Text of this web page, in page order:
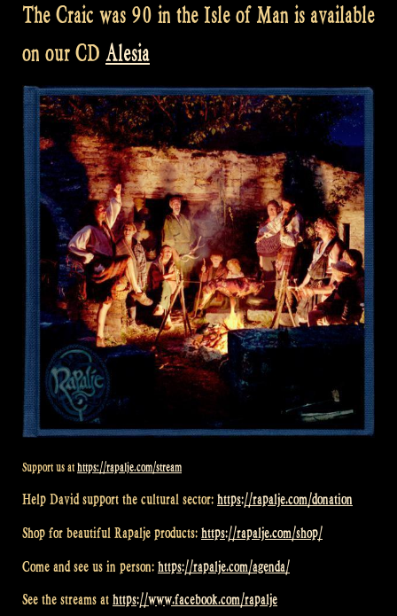
The Craic was 90 in the Isle of Man is available
on our CD Alesia
Support us athttps://rapalje.com/stream
Help David support the cultural sector: https://rapalje.com/donation
Shop for beautiful Rapalje products: https://rapalje.com/shop/
Come and see us in person: https://rapalje.com/agenda/
See the streams at https://www.facebook.com/rapalje